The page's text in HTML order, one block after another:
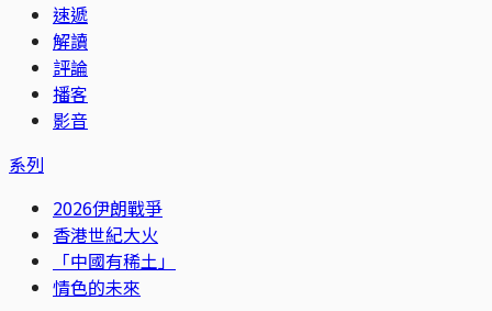
速遞
解讀
評論
播客
影音
系列
2026伊朗戰爭
香港世紀大火
「中國有稀土」
情色的未來